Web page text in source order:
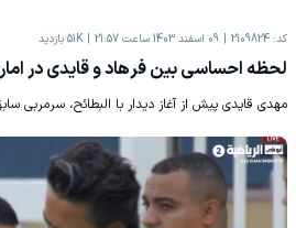
کد: 2109824 09 اسفند 1403 ساعت 21:57 51K بازدید
لحظه احساسی بین فرهاد و قایدی در
مهدی قایدی پیش از آغاز دیدار با البطائح، سرمربی